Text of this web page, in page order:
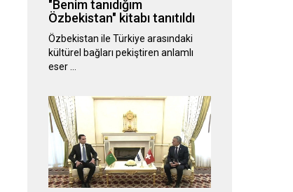
"Benim tanıdığım
Özbekistan" kitabı tanıtıldı
Özbekistan ile Türkiye arasındaki
kültürel bağları pekiştiren anlamlı
eser …